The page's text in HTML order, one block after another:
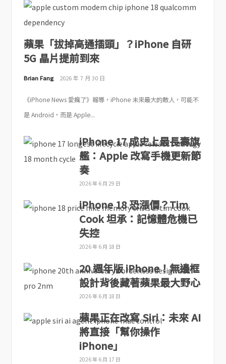
蘋果「拔掉高通插頭」？iPhone 自研
5G 晶片提前到來
Brian Fang 2026 年 7 月 30 日
《iPhone News 愛瘋了》報導，iPhone 未來最大的敵人，可能不
是 Android，而是 Apple...
iPhone 17 成史上最長壽旗
艦：Apple 改寫手機更新節
奏
2026 年 6 月 29 日
iPhone 18 恐漲價？Tim
Cook 坦承：記憶體危機已
失控
2026 年 6 月 18 日
20 週年版 iPhone！無邊框
設計背後藏著蘋果最大野心
2026 年 6 月 18 日
蘋果正在改寫 Siri：未來 AI
將直接「幫你操作
iPhone」
2026 年 6 月 17 日